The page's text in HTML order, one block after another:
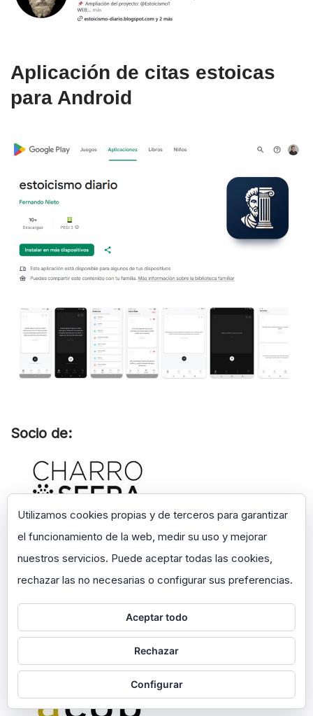
Aplicación de citas estoicas
para Android
Socio de:
Utilizamos cookies propias y de terceros para garantizar
el funcionamiento de la web, medir su uso y mejorar
nuestros servicios. Puede aceptar todas las cookies,
rechazar las no necesarias o configurar sus preferencias.
Aceptar todo
Rechazar
Configurar